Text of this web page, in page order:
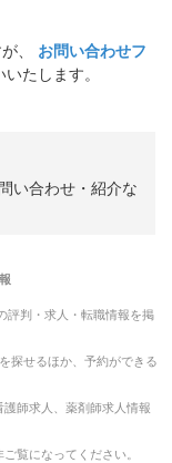
、
お問い合わせフ
たします。
い合わせ・紹介な
評判・求人・転職情報を掲
探せるほか、予約ができる
師求人、薬剤師求人情報
覧になってください。